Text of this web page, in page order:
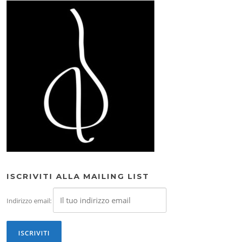
ISCRIVITI ALLA MAILING LIST
Indirizzo email: